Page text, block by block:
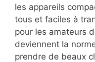
les appareils
tous et faciles à
pour les amateurs
deviennent la
prendre de beaux